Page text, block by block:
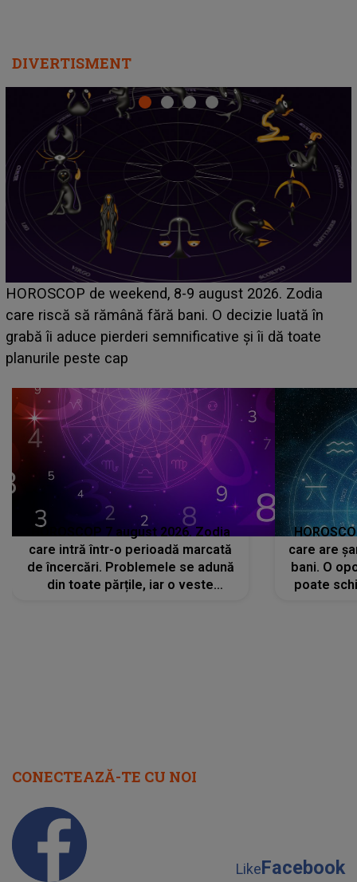
DIVERTISMENT
Emanuel a ținut ACEST DETALIU ASCUNS până
acum! În fața Alexandrei, concurentul din Casa Iubirii
face o MĂRTURISIRE NEAȘTEPTATĂ despre mama
sa: "I-am spus și ei în față, eu nu te iubesc pentru
HOROSCOP 7 august 2026. Zodia
care intră într-o perioadă marcată
de încercări. Problemele se adună
din toate părțile, iar o veste
care are
bani. O
poate
CONECTEAZĂ-TE CU NOI
LikeFacebook